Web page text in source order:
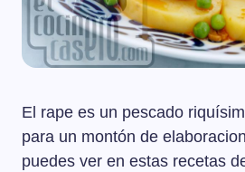
El rape es un pescado
para un montón de
puedes ver en estas recetas